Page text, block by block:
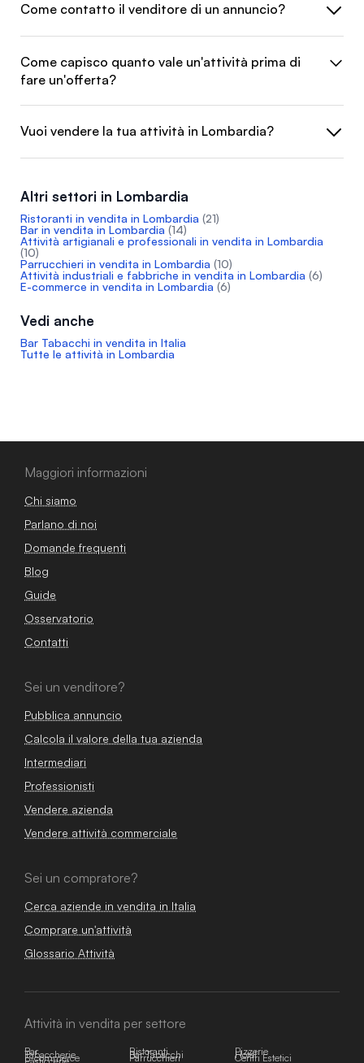
Come contatto il venditore di un annuncio?
Come capisco quanto vale un'attività prima di
fare un'offerta?
Vuoi vendere la tua attività in Lombardia?
Altri settori in Lombardia
Ristoranti in vendita in Lombardia (21)
Bar in vendita in Lombardia (14)
Attività artigianali e professionali in vendita in Lombardia
(10)
Parrucchieri in vendita in Lombardia (10)
Attività industriali e fabbriche in vendita in Lombardia (6)
E-commerce in vendita in Lombardia (6)
Vedi anche
Bar Tabacchi in vendita in Italia
Tutte le attività in Lombardia
Maggiori informazioni
Chi siamo
Parlano di noi
Domande frequenti
Blog
Guide
Osservatorio
Contatti
Sei un venditore?
Pubblica annuncio
Calcola il valore della tua azienda
Intermediari
Professionisti
Vendere azienda
Vendere attività commerciale
Sei un compratore?
Cerca aziende in vendita in Italia
Comprare un'attività
Glossario Attività
Attività in vendita per settore
Bar Ristoranti Pizzerie
Tabaccherie Bar Tabacchi Hotel
E-commerce Parrucchieri Centri Estetici